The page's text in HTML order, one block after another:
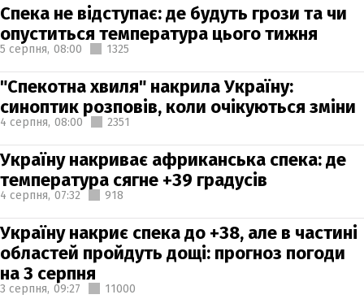
Спека не відступає: де будуть грози та чи
опуститься температура цього тижня
5 серпня, 08:00 1325
"Спекотна хвиля" накрила Україну:
синоптик розповів, коли очікуються зміни
4 серпня, 08:00 2351
Україну накриває африканська спека: де
температура сягне +39 градусів
4 серпня, 07:32 918
Україну накриє спека до +38, але в частині
областей пройдуть дощі: прогноз погоди
на 3 серпня
3 серпня, 09:27 11000